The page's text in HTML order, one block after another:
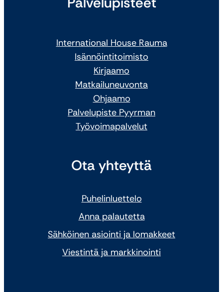
International House Rauma
Isännöintitoimisto
Kirjaamo
Matkailuneuvonta
Ohjaamo
Palvelupiste Pyyrman
Työvoimapalvelut
Ota yhteyttä
Puhelinluettelo
Anna palautetta
Sähköinen asiointi ja lomakkeet
Viestintä ja markkinointi